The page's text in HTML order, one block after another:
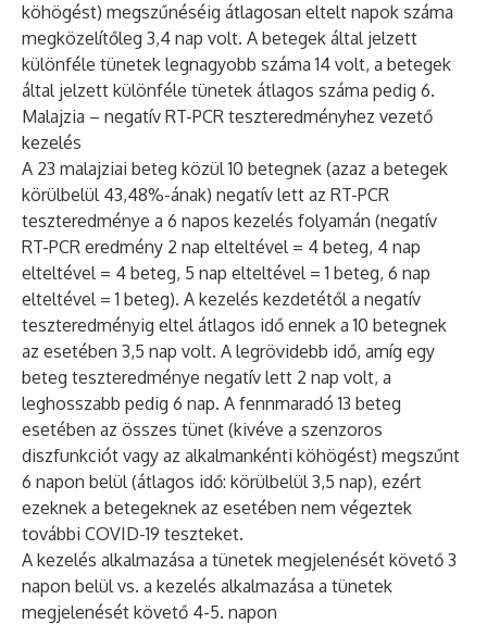
köhögést) megszűnéséig átlagosan eltelt napok száma
megközelítőleg 3,4 nap volt. A betegek által jelzett
különféle tünetek legnagyobb száma 14 volt, a betegek
által jelzett különféle tünetek átlagos száma pedig 6.
Malajzia – negatív RT-PCR teszteredményhez vezető
kezelés
A 23 malajziai beteg közül 10 betegnek (azaz a betegek
körülbelül 43,48%-ának) negatív lett az RT-PCR
teszteredménye a 6 napos kezelés folyamán (negatív
RT-PCR eredmény 2 nap elteltével = 4 beteg, 4 nap
elteltével = 4 beteg, 5 nap elteltével = 1 beteg, 6 nap
elteltével = 1 beteg). A kezelés kezdetétől a negatív
teszteredményig eltel átlagos idő ennek a 10 betegnek
az esetében 3,5 nap volt. A legrövidebb idő, amíg egy
beteg teszteredménye negatív lett 2 nap volt, a
leghosszabb pedig 6 nap. A fennmaradó 13 beteg
esetében az összes tünet (kivéve a szenzoros
diszfunkciót vagy az alkalmankénti köhögést) megszűnt
6 napon belül (átlagos idő: körülbelül 3,5 nap), ezért
ezeknek a betegeknek az esetében nem végeztek
további COVID-19 teszteket.
A kezelés alkalmazása a tünetek megjelenését követő 3
napon belül vs. a kezelés alkalmazása a tünetek
megjelenését követő 4-5. napon